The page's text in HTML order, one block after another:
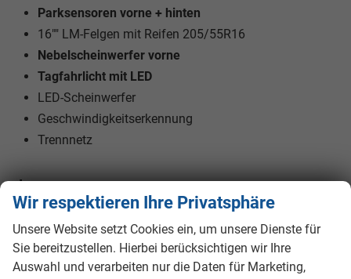
Parksensoren vorne + hinten
16"" LM-Felgen mit Reifen 205/55R16
Nebelscheinwerfer vorne
Tagfahrlicht mit LED
LED-Scheinwerfer
Geschwindigkeitserkennung
Trennnetz
Innen
Fensterheber
Klimatisierung
Klimaautomatik
Lenkrad
in Leder, höhenverstellbar, mit Multifunktionen, mit
Wir respektieren Ihre Privatsphäre
Unsere Website setzt Cookies ein, um unsere Dienste für
Sie bereitzustellen. Hierbei berücksichtigen wir Ihre
Auswahl und verarbeiten nur die Daten für Marketing,